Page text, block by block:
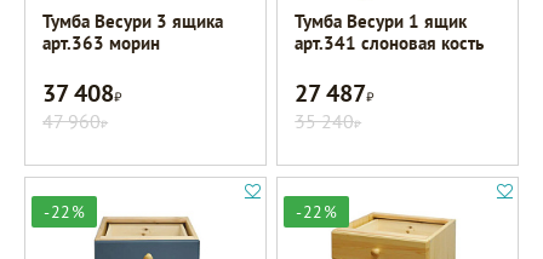
Тумба Весури 3 ящика
арт.363 морин
37 408Р
47 960Р
Тумба Весури 1 ящик
арт.341 слоновая кость
27 487Р
35 240Р
-22% -22%